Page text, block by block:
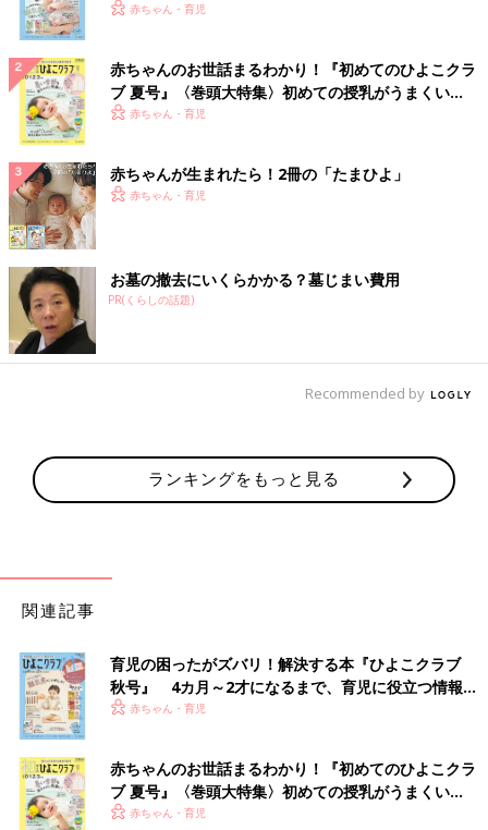
戸惑いや不安をやわらげることができます。
睡眠の悩みは成長と共に、次々と出てくるため、知識があるかな
いかによって、子育てのハッピー度合いが変わってくるともいえ
ます。
大まかな睡眠の流れを知っておく
赤ちゃんの月齢によって、日中の昼寝の回数や、日中の活動時間
（起きていられる時間）と睡眠時間は変わってきます。まずは流
れを確認しましょう。
＜昼寝（※）の回数の目安＞
・日中の睡眠が1日３回にまとまるのは…生後6カ月ごろ
・日中の睡眠が1日2回になるのは…生後9カ月ごろ
・日中の睡眠が1日１回になるのは…１歳２カ月～
日中の活動時間（起きていられる時間）については、下記のリン
クから月齢別の目安時間を紹介していますので、チェックしてみ
睡眠の土台 米国IPHI公認・乳幼児睡眠コンサルタント／愛波文
さん
月齢別の昼寝の特徴って？
赤ちゃんの月齢別に、昼寝の特徴＆スムーズに昼寝ができるよう
になるために、ママやパパがしたいことを紹介します。
いっぱい！
赤ちゃん・育児
赤ちゃんのお世話まるわかり！『初めてのひよこクラ
ブ 夏号』〈巻頭大特集〉初めての授乳がうまくい
く！ おっぱい・ミルクの基本と夏のトラブル 解決テ
赤ちゃん・育児
赤ちゃんが生まれたら！2冊の「たまひよ」
赤ちゃん・育児
お墓の撤去にいくらかかる？墓じまい費用
PR(くらしの話題)
Recommended by
ランキングをもっと見る
関連記事
育児の困ったがズバリ！解決する本『ひよこクラブ
秋号』 4カ月～2才になるまで、育児に役立つ情報が
いっぱい！
赤ちゃん・育児
赤ちゃんのお世話まるわかり！『初めてのひよこクラ
ブ 夏号』〈巻頭大特集〉初めての授乳がうまくい
く！ おっぱい・ミルクの基本と夏のトラブル 解決テ
赤ちゃん・育児